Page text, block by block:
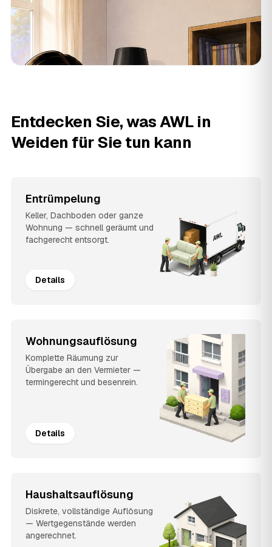
Entdecken Sie, was AWL in
Weiden für Sie tun kann
Entrümpelung
Keller, Dachboden oder ganze
Wohnung — schnell geräumt und
fachgerecht entsorgt.
Details
Wohnungsauflösung
Komplette Räumung zur
Übergabe an den Vermieter —
termingerecht und besenrein.
Details
Haushaltsauflösung
Diskrete, vollständige Auflösung
— Wertgegenstände werden
angerechnet.